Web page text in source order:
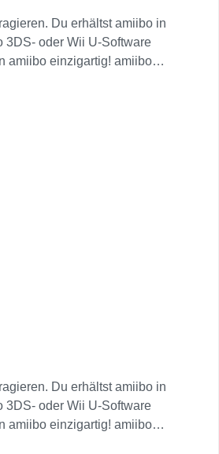
Du erhältst amiibo in
3DS- oder Wii U-Software
amiibo einzigartig! amiibo
dem New Nintendo 3DS,
berührst. Nintendo
(separat
Spiele nutzen. Die
Du erhältst amiibo in
3DS- oder Wii U-Software
amiibo einzigartig! amiibo